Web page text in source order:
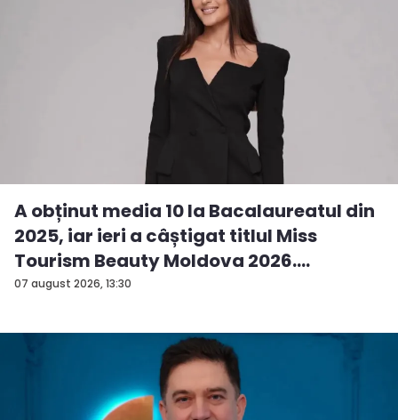
07 august 2026, 13:30
A obținut media 10 la Bacalaureatul din
2025, iar ieri a câștigat titlul Miss
Tourism Beauty Moldova 2026.
Andreea...